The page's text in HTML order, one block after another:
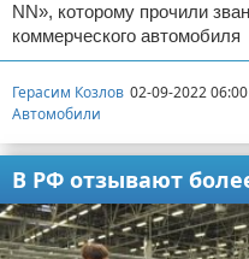
NN», которому прочили
коммерческого автомобиля
Герасим Козлов 02-09-2022 06:00
Автомобили
В РФ отзывают